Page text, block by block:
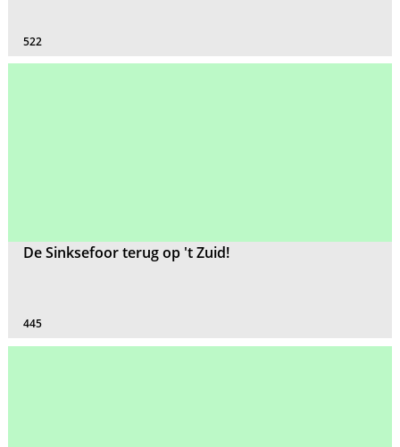
522
De Sinksefoor terug op 't Zuid!
445